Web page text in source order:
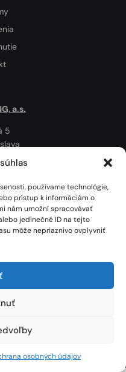
používame technológie,
prístup k informáciám o
nám umožní spracovávať
jedinečné ID na tejto
môže nepriaznivo ovplyvniť
osobných údajov
a.s.
5
cookies
| Vytvoril: Marek Heinfarth.